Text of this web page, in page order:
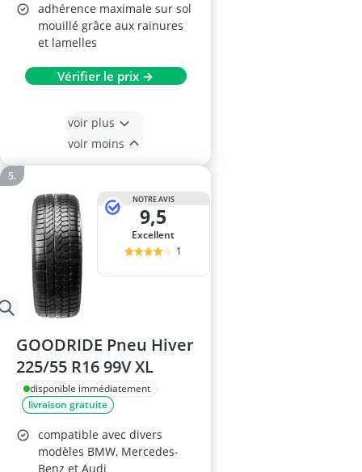
adhérence maximale sur sol
mouillé grâce aux rainures
et lamelles
Vérifier le prix →
voir plus
voir moins
NOTRE AVIS
9,5
Excellent
1
GOODRIDE Pneu Hiver
225/55 R16 99V XL
disponible immédiatement
livraison gratuite
compatible avec divers
modèles BMW, Mercedes-
Benz et Audi